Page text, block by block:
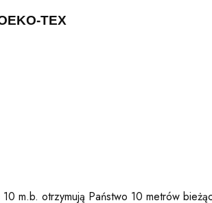
TEX
m.b. otrzymują Państwo 10 metrów